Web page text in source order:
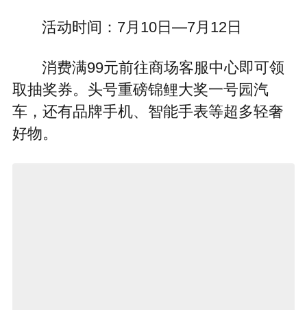
活动时间：7月10日—7月12日
消费满99元前往商场客服中心即可领
取抽奖券。头号重磅锦鲤大奖一号园汽
车，还有品牌手机、智能手表等超多轻奢
好物。